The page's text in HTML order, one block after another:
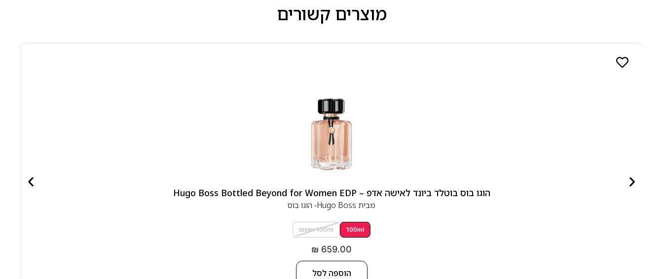
מוצרים קשורים
הוגו בוס בוטלד ביונד לאישה אדפ – Hugo Boss Bottled Beyond for Women EDP
מבית Hugo Boss- הוגו בוס
100ml
tester 100ml
₪ 659.00
הוספה לסל